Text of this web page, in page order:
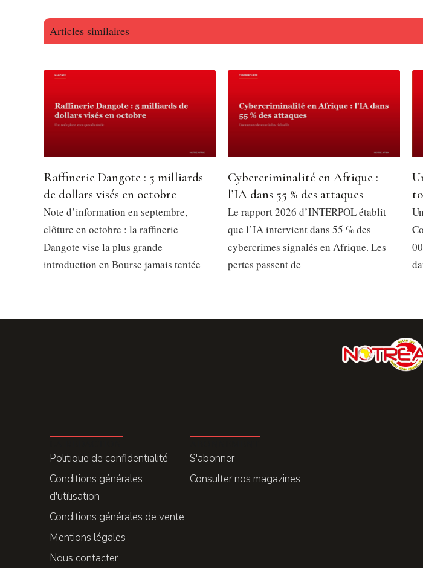
Articles similaires
Raffinerie Dangote : 5 milliards
de dollars visés en octobre
Note d’information en septembre,
clôture en octobre : la raffinerie
Dangote vise la plus grande
introduction en Bourse jamais tentée
Cybercriminalité en Afrique :
l’IA dans 55 % des attaques
Le rapport 2026 d’INTERPOL établit
que l’IA intervient dans 55 % des
cybercrimes signalés en Afrique. Les
pertes passent de
Politique de confidentialité
Conditions générales
d'utilisation
Conditions générales de vente
Mentions légales
Nous contacter
S'abonner
Consulter nos magazines